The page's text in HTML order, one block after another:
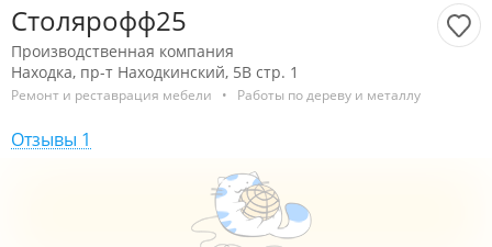
Столярофф25
Производственная компания
Находка, пр-т Находкинский, 5В стр. 1
Ремонт и реставрация мебели • Работы по дереву и металлу
Отзывы 1